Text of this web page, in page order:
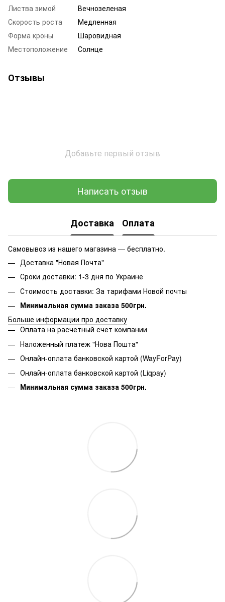
Листва зимой
Вечнозеленая
Скорость роста
Медленная
Форма кроны
Шаровидная
Местоположение
Солнце
Отзывы
Добавьте первый отзыв
Написать отзыв
Доставка Оплата
Самовывоз из нашего магазина — бесплатно.
Доставка "Новая Почта"
Сроки доставки: 1-3 дня по Украине
Стоимость доставки: За тарифами Новой почты
Минимальная сумма заказа 500грн.
Больше информации про доставку
Оплата на расчетный счет компании
Наложенный платеж "Нова Пошта"
Онлайн-оплата банковской картой (WayForPay)
Онлайн-оплата банковской картой (Liqpay)
Минимальная сумма заказа 500грн.